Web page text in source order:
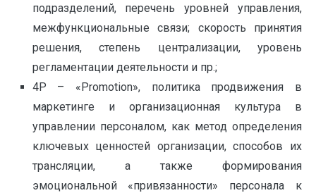
подразделений, перечень уровней управления,
межфункциональные связи; скорость принятия
решения, степень централизации, уровень
регламентации деятельности и пр.;
4Р – «Promotion», политика продвижения в
маркетинге и организационная культура в
управлении персоналом, как метод определения
ключевых ценностей организации, способов их
трансляции, а также формирования
эмоциональной «привязанности» персонала к